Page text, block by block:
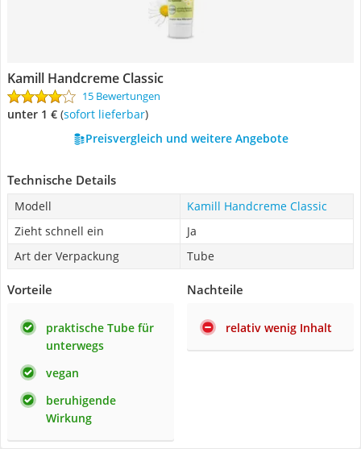
Kamill Handcreme Classic
15 Bewertungen
unter 1 € ( Sofort lieferbar)
Preisvergleich und weitere Angebote
Technische Details
Modell
Kamill Handcreme Classic
Zieht schnell ein
Ja
Art der Verpackung
Tube
Vorteile
praktische Tube für
unterwegs
vegan
beruhigende
Wirkung
Nachteile
relativ wenig Inhalt